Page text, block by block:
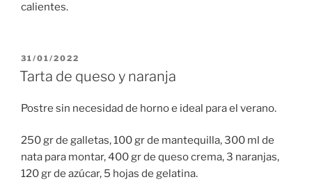
calientes.
PUBLICADO
EL
31/01/2022
Tarta de queso y naranja
Postre sin necesidad de horno e ideal para el verano.
250 gr de galletas, 100 gr de mantequilla, 300 ml de
nata para montar, 400 gr de queso crema, 3 naranjas,
120 gr de azúcar, 5 hojas de gelatina.